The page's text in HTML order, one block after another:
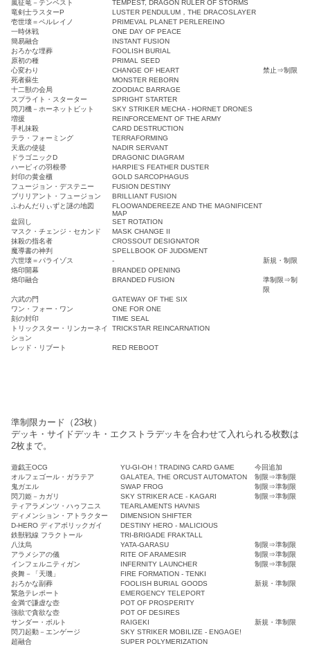
嵐征竜－テンペスト
TEMPEST, DRAGON RULER OF STORMS
竜剣士ラスターP
LUSTER PENDULUM，THE DRACOSLAYER
壱世壊＝ペルレイノ
PRIMEVAL PLANET PERLEREINO
一時休戦
ONE DAY OF PEACE
簡易融合
INSTANT FUSION
おろかな埋葬
FOOLISH BURIAL
原初の種
PRIMAL SEED
心変わり
CHANGE OF HEART
禁止⇒制限
死者蘇生
MONSTER REBORN
十二獣の会局
ZOODIAC BARRAGE
スプライト・スターター
SPRIGHT STARTER
閃刀機－ホーネットビット
SKY STRIKER MECHA - HORNET DRONES
増援
REINFORCEMENT OF THE ARMY
手札抹殺
CARD DESTRUCTION
テラ・フォーミング
TERRAFORMING
天底の使徒
NADIR SERVANT
ドラゴニックD
DRAGONIC DIAGRAM
ハーピィの羽根帚
HARPIE'S FEATHER DUSTER
封印の黄金櫃
GOLD SARCOPHAGUS
フュージョン・デステニー
FUSION DESTINY
ブリリアント・フュージョン
BRILLIANT FUSION
ふわんだりぃずと謎の地図
FLOOWANDEREEZE AND THE MAGNIFICENT
MAP
盆回し
SET ROTATION
マスク・チェンジ・セカンド
MASK CHANGE II
抹殺の指名者
CROSSOUT DESIGNATOR
魔導書の神判
SPELLBOOK OF JUDGMENT
六世壊＝パライゾス
‐
新規・制限
烙印開幕
BRANDED OPENING
烙印融合
BRANDED FUSION
準制限⇒制
限
六武の門
GATEWAY OF THE SIX
ワン・フォー・ワン
ONE FOR ONE
刻の封印
TIME SEAL
トリックスター・リンカーネイ
ション
TRICKSTAR REINCARNATION
レッド・リブート RED REBOOT
準制限カード（23枚）
デッキ・サイドデッキ・エクストラデッキを合わせて入れられる枚数は
2枚まで。
遊戯王OCG YU-GI-OH！TRADING CARD GAME
今回追加
オルフェゴール・ガラテア
GALATEA, THE ORCUST AUTOMATON
制限⇒準制限
鬼ガエル
SWAP FROG
制限⇒準制限
閃刀姫－カガリ
SKY STRIKER ACE - KAGARI
制限⇒準制限
ティアラメンツ・ハゥフニス
TEARLAMENTS HAVNIS
ディメンション・アトラクター
DIMENSION SHIFTER
D-HERO ディアボリックガイ
DESTINY HERO - MALICIOUS
鉄獣戦線 フラクトール
TRI-BRIGADE FRAKTALL
八汰烏
YATA-GARASU
制限⇒準制限
アラメシアの儀
RITE OF ARAMESIR
制限⇒準制限
インフェルニティガン
INFERNITY LAUNCHER
制限⇒準制限
炎舞－「天璣」
FIRE FORMATION - TENKI
おろかな副葬
FOOLISH BURIAL GOODS
新規・準制限
緊急テレポート
EMERGENCY TELEPORT
金満で謙虚な壺
POT OF PROSPERITY
強欲で貪欲な壺
POT OF DESIRES
サンダー・ボルト
RAIGEKI
新規・準制限
閃刀起動－エンゲージ
SKY STRIKER MOBILIZE - ENGAGE!
超融合
SUPER POLYMERIZATION